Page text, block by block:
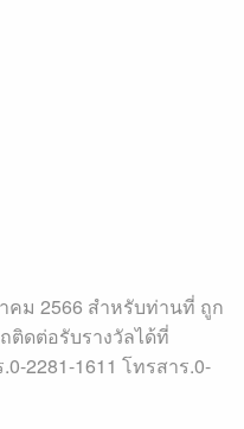
คม 2566 สำหรับท่านที่ ถูก
ติดต่อรับรางวัลได้ที่
2281-1611 โทรสาร.0-